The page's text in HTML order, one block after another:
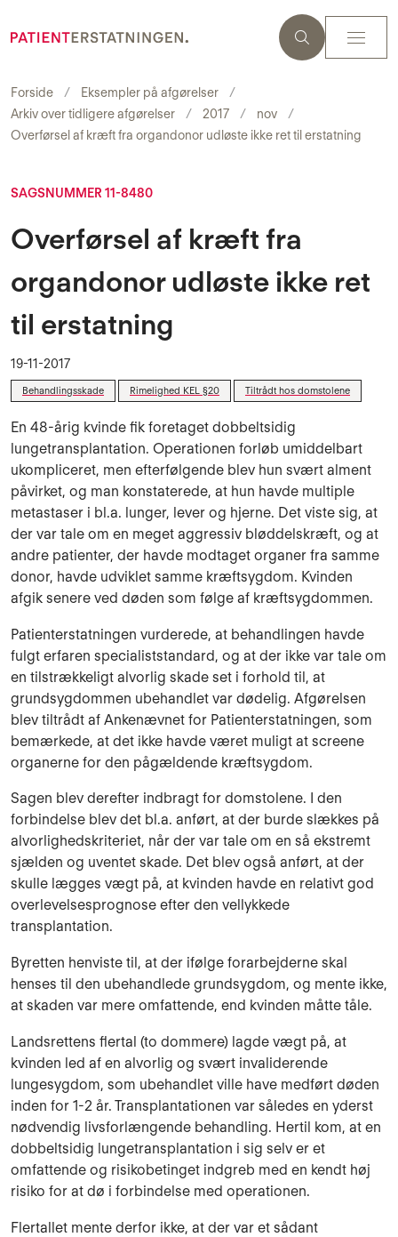
Forside
Eksempler på afgørelser
Arkiv over tidligere afgørelser
2017
nov
Overførsel af kræft fra organdonor udløste ikke ret til erstatning
SAGSNUMMER 11-8480
Overførsel af kræft fra
organdonor udløste ikke ret
til erstatning
19-11-2017
Behandlingsskade Rimelighed KEL §20 Tiltrådt hos domstolene
En 48-årig kvinde fik foretaget dobbeltsidig
lungetransplantation. Operationen forløb umiddelbart
ukompliceret, men efterfølgende blev hun svært alment
påvirket, og man konstaterede, at hun havde multiple
metastaser i bl.a. lunger, lever og hjerne. Det viste sig, at
der var tale om en meget aggressiv bløddelskræft, og at
andre patienter, der havde modtaget organer fra samme
donor, havde udviklet samme kræftsygdom. Kvinden
afgik senere ved døden som følge af kræftsygdommen.
Patienterstatningen vurderede, at behandlingen havde
fulgt erfaren specialiststandard, og at der ikke var tale om
en tilstrækkeligt alvorlig skade set i forhold til, at
grundsygdommen ubehandlet var dødelig. Afgørelsen
blev tiltrådt af Ankenævnet for Patienterstatningen, som
bemærkede, at det ikke havde været muligt at screene
organerne for den pågældende kræftsygdom.
Sagen blev derefter indbragt for domstolene. I den
forbindelse blev det bl.a. anført, at der burde slækkes på
alvorlighedskriteriet, når der var tale om en så ekstremt
sjælden og uventet skade. Det blev også anført, at der
skulle lægges vægt på, at kvinden havde en relativt god
overlevelsesprognose efter den vellykkede
transplantation.
Byretten henviste til, at der ifølge forarbejderne skal
henses til den ubehandlede grundsygdom, og mente ikke,
at skaden var mere omfattende, end kvinden måtte tåle.
Landsrettens flertal (to dommere) lagde vægt på, at
kvinden led af en alvorlig og svært invaliderende
lungesygdom, som ubehandlet ville have medført døden
inden for 1-2 år. Transplantationen var således en yderst
nødvendig livsforlængende behandling. Hertil kom, at en
dobbeltsidig lungetransplantation i sig selv er et
omfattende og risikobetinget indgreb med en kendt høj
risiko for at dø i forbindelse med operationen.
Flertallet mente derfor ikke, at der var et sådant